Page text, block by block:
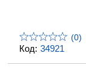
Код: 34921
(0)